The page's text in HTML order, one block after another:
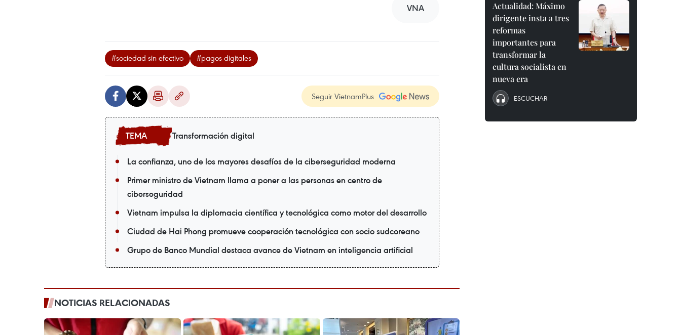
VNA
#sociedad sin efectivo #pagos digitales
Seguir VietnamPlus
Transformación digital
La confianza, uno de los mayores desafíos de la ciberseguridad moderna
Primer ministro de Vietnam llama a poner a las personas en centro de
ciberseguridad
Vietnam impulsa la diplomacia científica y tecnológica como motor del desarrollo
Ciudad de Hai Phong promueve cooperación tecnológica con socio sudcoreano
Grupo de Banco Mundial destaca avance de Vietnam en inteligencia artificial
NOTICIAS RELACIONADAS
Actualidad: Máximo
dirigente insta a tres
reformas
importantes para
transformar la
cultura socialista en
nueva era
ESCUCHAR